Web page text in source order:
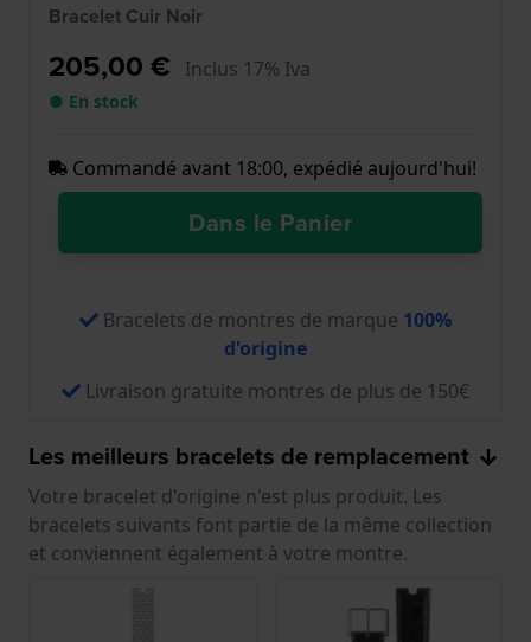
Bracelet Cuir Noir
205,00 € Inclus 17% Iva
● En stock
Commandé avant 18:00, expédié aujourd'hui!
Dans le Panier
Bracelets de montres de marque 100%
d'origine
Livraison gratuite montres de plus de 150€
Les meilleurs bracelets de remplacement
Votre bracelet d'origine n'est plus produit. Les
bracelets suivants font partie de la même collection
et conviennent également à votre montre.